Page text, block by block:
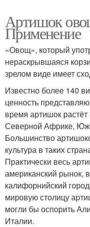
Артишок
Применение
«Овощ», который
нераскрывшаяся
зрелом виде имеет
Известно более 140
ценность
время артишок
Северной Африке,
Большинство
культура в таких
Практически весь
американский рынок,
калифорнийский
мировую столицу
могли бы оспорить
Италии.